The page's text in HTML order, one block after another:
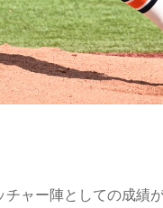
ャー陣としての成績